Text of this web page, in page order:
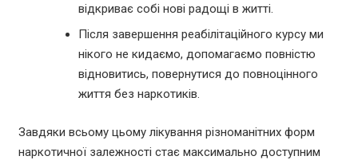
відкриває собі нові радощі в житті.
Після завершення реабілітаційного курсу ми
нікого не кидаємо, допомагаємо повністю
відновитись, повернутися до повноцінного
життя без наркотиків.
Завдяки всьому цьому лікування різноманітних форм
наркотичної залежності стає максимально доступним